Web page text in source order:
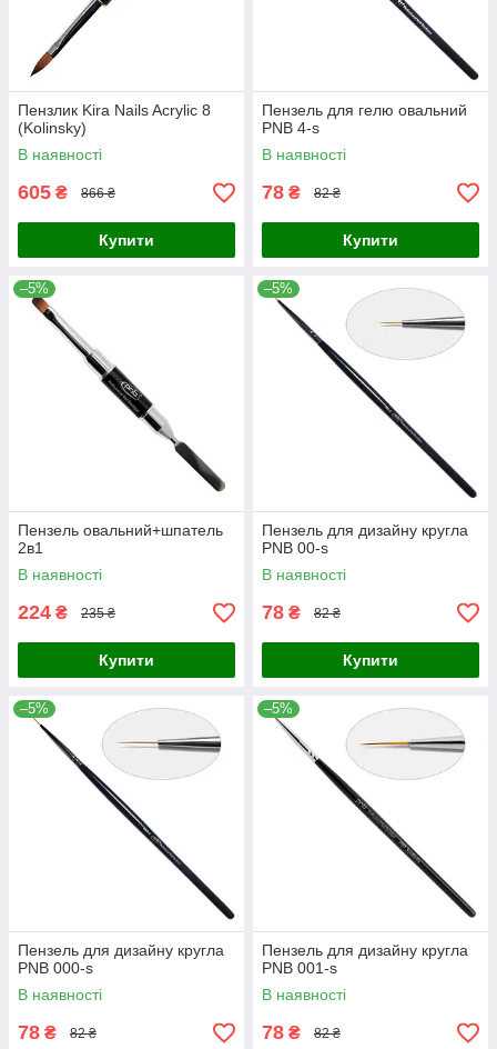
Пензлик Kira Nails Acrylic 8
(Kolinsky)
В наявності
605 ₴ 866 ₴
Купити
Пензель для гелю овальний
PNB 4-s
В наявності
78 ₴ 82 ₴
Купити
–5%
Пензель овальний+шпатель
2в1
В наявності
224 ₴ 235 ₴
Купити
–5%
Пензель для дизайну кругла
PNB 00-s
В наявності
78 ₴ 82 ₴
Купити
–5%
Пензель для дизайну кругла
PNB 000-s
В наявності
78 ₴ 82 ₴
–5%
Пензель для дизайну кругла
PNB 001-s
В наявності
78 ₴ 82 ₴